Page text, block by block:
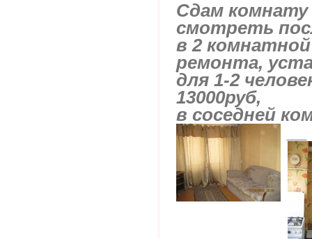
Сдам комнату
смотреть
в 2
ремонта,
для 1-2
13000руб,
в соседней